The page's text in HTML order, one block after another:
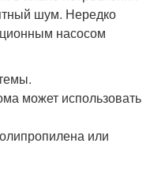
шум. Нередко
насосом
может использовать
или